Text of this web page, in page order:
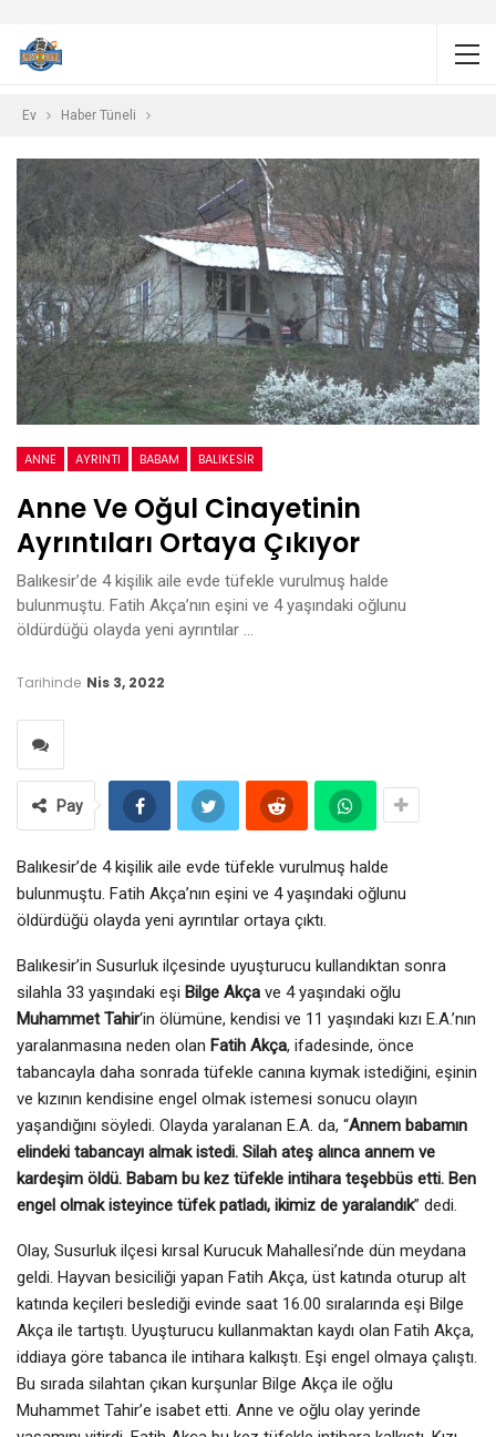
Ev Haber Tüneli
ANNE AYRINTI BABAM BALIKESIR
Anne Ve Oğul Cinayetinin
Ayrıntıları Ortaya Çıkıyor
Balıkesir’de 4 kişilik aile evde tüfekle vurulmuş halde
bulunmuştu. Fatih Akça’nın eşini ve 4 yaşındaki oğlunu
öldürdüğü olayda yeni ayrıntılar …
Tarihinde Nis 3, 2022
Pay
Balıkesir’de 4 kişilik aile evde tüfekle vurulmuş halde
bulunmuştu. Fatih Akça’nın eşini ve 4 yaşındaki oğlunu
öldürdüğü olayda yeni ayrıntılar ortaya çıktı.
Balıkesir’in Susurluk ilçesinde uyuşturucu kullandıktan sonra
silahla 33 yaşındaki eşi Bilge Akça ve 4 yaşındaki oğlu
Muhammet Tahir‘in ölümüne, kendisi ve 11 yaşındaki kızı E.A.’nın
yaralanmasına neden olan Fatih Akça, ifadesinde, önce
tabancayla daha sonrada tüfekle canına kıymak istediğini, eşinin
ve kızının kendisine engel olmak istemesi sonucu olayın
yaşandığını söyledi. Olayda yaralanan E.A. da, “Annem babamın
elindeki tabancayı almak istedi. Silah ateş alınca annem ve
kardeşim öldü. Babam bu kez tüfekle intihara teşebbüs etti. Ben
engel olmak isteyince tüfek patladı, ikimiz de yaralandık” dedi.
Olay, Susurluk ilçesi kırsal Kurucuk Mahallesi’nde dün meydana
geldi. Hayvan besiciliği yapan Fatih Akça, üst katında oturup alt
katında keçileri beslediği evinde saat 16.00 sıralarında eşi Bilge
Akça ile tartıştı. Uyuşturucu kullanmaktan kaydı olan Fatih Akça,
iddiaya göre tabanca ile intihara kalkıştı. Eşi engel olmaya çalıştı.
Bu sırada silahtan çıkan kurşunlar Bilge Akça ile oğlu
Muhammet Tahir’e isabet etti. Anne ve oğlu olay yerinde